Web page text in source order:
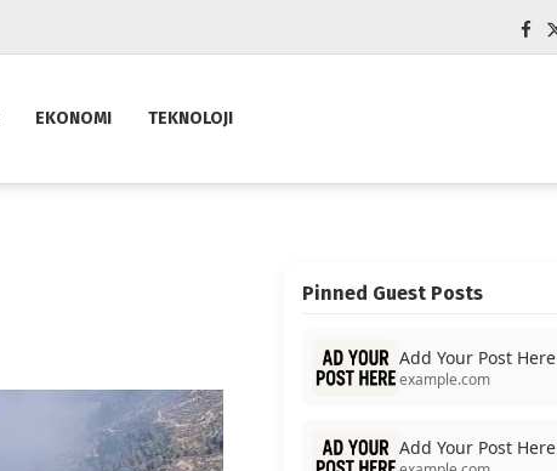
EKONOMI TEKNOLOJI
Pinned Guest Posts
Add Your Post Here
example.com
Add Your Post Here